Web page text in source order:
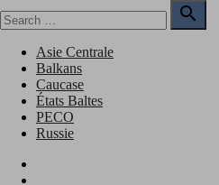
to
for:

Search
Asie Centrale
Balkans
Caucase
États Baltes
PECO
Russie